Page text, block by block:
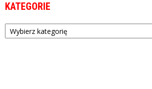
KATEGORIE
Kategorie